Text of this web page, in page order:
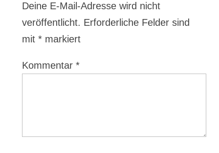
Deine E-Mail-Adresse wird nicht
veröffentlicht. Erforderliche Felder sind
mit *markiert
Kommentar *